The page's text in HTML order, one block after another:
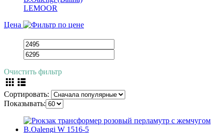
LEMOOR
Цена
Очистить фильтр
Сортировать:
Показывать: